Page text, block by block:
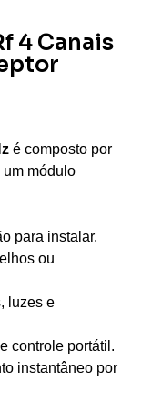
4 Canais
é composto por
um módulo
para instalar.
ou
luzes e
controle portátil.
instantâneo por